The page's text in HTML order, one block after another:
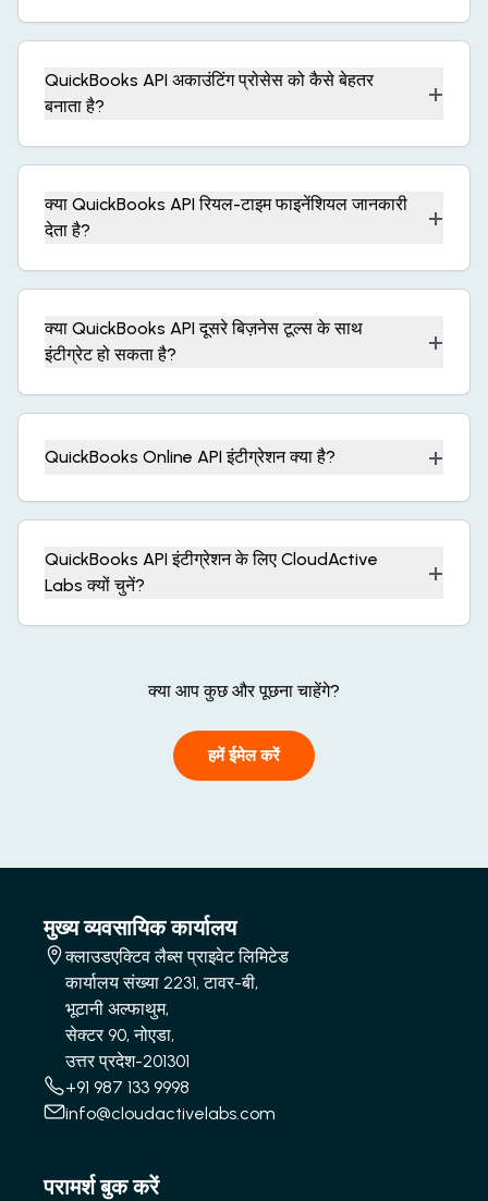
QuickBooks API अकाउंटिंग प्रोसेस को कैसे बेहतर
बनाता है?
+
क्या QuickBooks API रियल-टाइम फाइनेंशियल जानकारी
देता है?
+
क्या QuickBooks API दूसरे बिज़नेस टूल्स के साथ
इंटीग्रेट हो सकता है?
+
QuickBooks Online API इंटीग्रेशन क्या है? +
QuickBooks API इंटीग्रेशन के लिए CloudActive
Labs क्यों चुनें?
+
क्या आप कुछ और पूछना चाहेंगे?
हमें ईमेल करें
मुख्य व्यवसायिक कार्यालय
क्लाउडएक्टिव लैब्स प्राइवेट लिमिटेड
कार्यालय संख्या 2231, टावर-बी,
भूटानी अल्फाथुम,
सेक्टर 90, नोएडा,
उत्तर प्रदेश-201301
+91 987 133 9998
info@cloudactivelabs.com
परामर्श बुक करें